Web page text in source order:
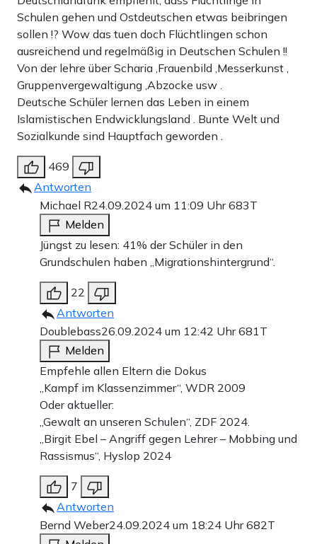
Schulen gehen und Ostdeutschen etwas beibringen
sollen !? Wow das tuen doch Flüchtlingen schon
ausreichend und regelmäßig in Deutschen Schulen !!
Von der lehre über Scharia ,Frauenbild ,Messerkunst ,
Gruppenvergewaltigung ,Abzocke usw .
Deutsche Schüler lernen das Leben in einem
Islamistischen Endwicklungsland . Bunte Welt und
Sozialkunde sind Hauptfach geworden .
469
Antworten
Michael R24.09.2024 um 11:09 Uhr683T
Melden
Jüngst zu lesen: 41% der Schüler in den
Grundschulen haben „Migrationshintergrund“.
22
Antworten
Doublebass26.09.2024 um 12:42 Uhr681T
Melden
Empfehle allen Eltern die Dokus
„Kampf im Klassenzimmer“, WDR 2009
Oder aktueller:
„Gewalt an unseren Schulen“, ZDF 2024.
„Birgit Ebel – Angriff gegen Lehrer – Mobbing und
Rassismus“, Hyslop 2024
7
Antworten
Bernd Weber24.09.2024 um 18:24 Uhr682T